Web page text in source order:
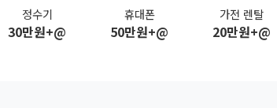
정수기
30만원+@
휴대폰
50만원+@
가전 렌탈
20만원+@